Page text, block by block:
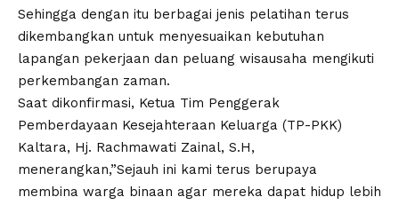
Sehingga dengan itu berbagai jenis pelatihan terus
dikembangkan untuk menyesuaikan kebutuhan
lapangan pekerjaan dan peluang wisausaha mengikuti
perkembangan zaman.
Saat dikonfirmasi, Ketua Tim Penggerak
Pemberdayaan Kesejahteraan Keluarga (TP-PKK)
Kaltara, Hj. Rachmawati Zainal, S.H,
menerangkan,”Sejauh ini kami terus berupaya
membina warga binaan agar mereka dapat hidup lebih